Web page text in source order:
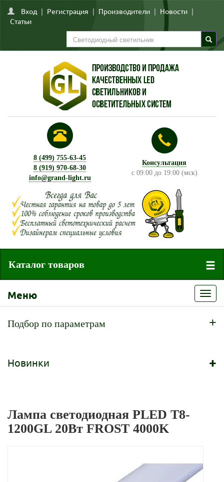
Вход | Регистрация | Производители | Новости |
Статьи
8 (499) 755-63-45
8 (919) 970-68-30
info@grand-light.ru
Консультация
с 09:00 до 19:00 (мск)
Каталог товаров
Меню
Подбор по параметрам +
Новинки +
Лампа светодиодная PLED T8-
1200GL 20Вт FROST 4000K